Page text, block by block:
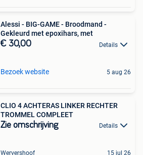
Alessi - BIG-GAME - Broodmand -
Gekleurd met epoxihars, met
€ 30,00 Details
Bezoek website 5 aug 26
CLIO 4 ACHTERAS LINKER RECHTER
TROMMEL COMPLEET
Zie omschrijving Details
Wervershoof 15 jul 26